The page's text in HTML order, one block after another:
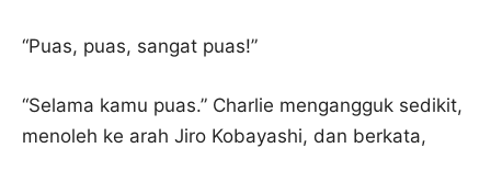
“Puas, puas, sangat puas!”
“Selama kamu puas.” Charlie mengangguk sedikit,
menoleh ke arah Jiro Kobayashi, dan berkata,